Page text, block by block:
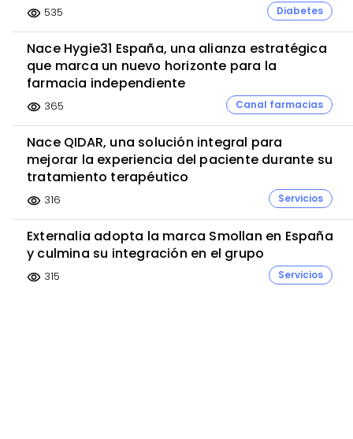
visibility 535 Diabetes
Nace Hygie31 España, una alianza estratégica
que marca un nuevo horizonte para la
farmacia independiente
visibility 365 Canal farmacias
Nace QIDAR, una solución integral para
mejorar la experiencia del paciente durante su
tratamiento terapéutico
visibility 316 Servicios
Externalia adopta la marca Smollan en España
y culmina su integración en el grupo
visibility 315 Servicios